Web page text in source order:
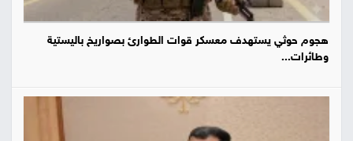
هجوم حوثي يستهدف معسكر قوات الطوارئ بصواريخ باليستية
وطائرات...